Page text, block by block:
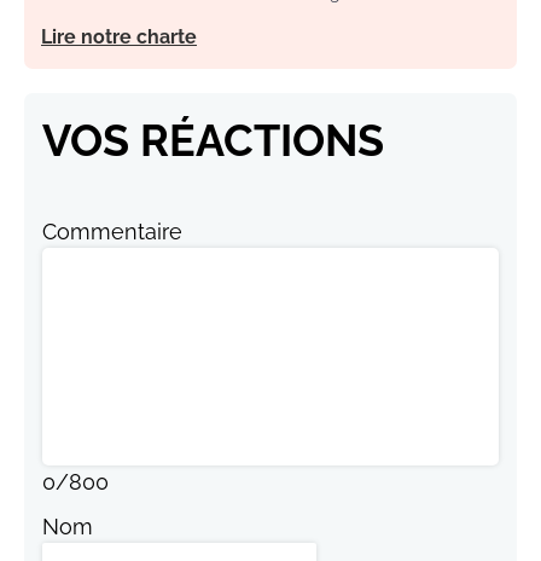
Lire notre charte
VOS RÉACTIONS
Commentaire
0/800
Nom